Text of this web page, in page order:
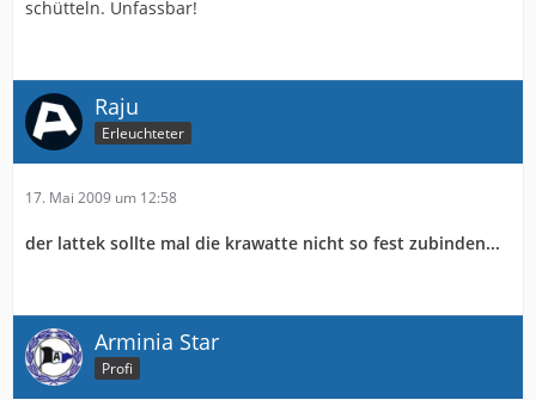
schütteln. Unfassbar!
Raju
Erleuchteter
17. Mai 2009 um 12:58
der lattek sollte mal die krawatte nicht so fest zubinden...
Arminia Star
Profi